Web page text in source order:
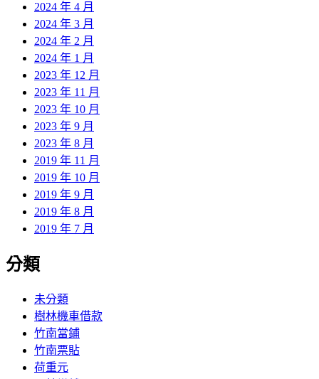
2024 年 4 月
2024 年 3 月
2024 年 2 月
2024 年 1 月
2023 年 12 月
2023 年 11 月
2023 年 10 月
2023 年 9 月
2023 年 8 月
2019 年 11 月
2019 年 10 月
2019 年 9 月
2019 年 8 月
2019 年 7 月
分類
未分類
樹林機車借款
竹南當鋪
竹南票貼
荷重元